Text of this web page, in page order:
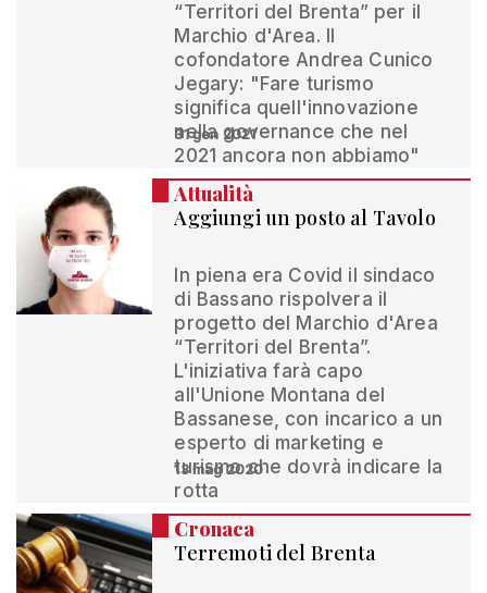
“Territori del Brenta” per il
Marchio d'Area. Il
cofondatore Andrea Cunico
Jegary: "Fare turismo
significa quell'innovazione
nella governance che nel
2021 ancora non abbiamo"
31 gen 2021
Attualità
Aggiungi un posto al Tavolo
In piena era Covid il sindaco
di Bassano rispolvera il
progetto del Marchio d'Area
“Territori del Brenta”.
L'iniziativa farà capo
all'Unione Montana del
Bassanese, con incarico a un
esperto di marketing e
turismo che dovrà indicare la
rotta
13 mag 2020
Cronaca
Terremoti del Brenta